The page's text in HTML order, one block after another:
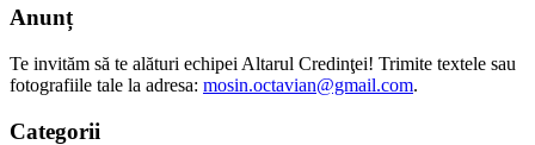
Anunț
Te invităm să te alături echipei Altarul Credinţei! Trimite textele sau
fotografiile tale la adresa: mosin.octavian@gmail.com.
Categorii